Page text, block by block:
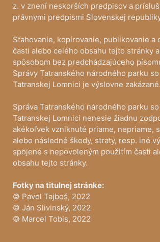
z. v znení neskorších predpisov a
právnymi predpismi Slovenskej
Sťahovanie, kopírovanie, publikovanie a
časti alebo celého obsahu tejto stránky
spôsobom bez predchádzajúceho
Správy Tatranského národného parku
Tatranskej Lomnici je výslovne zakázané.
Správa Tatranského národného parku
Tatranskej Lomnici nenesie žiadnu
akékoľvek vzniknuté priame, nepriame,
alebo následné škody, straty, resp. iné
spojené s nepovoleným použitím časti
obsahu tejto stránky.
Fotky na titulnej stránke:
© Pavol Tajboš, 2022
© Ján Slivinský, 2022
© Marcel Tobis, 2022